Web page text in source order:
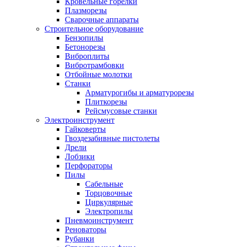
Плазморезы
Сварочные аппараты
Строительное оборудование
Бензопилы
Бетонорезы
Виброплиты
Вибротрамбовки
Отбойные молотки
Станки
Арматурогибы и арматурорезы
Плиткорезы
Рейсмусовые станки
Электроинструмент
Гайковерты
Гвоздезабивные пистолеты
Дрели
Лобзики
Перфораторы
Пилы
Сабельные
Торцовочные
Циркулярные
Электропилы
Пневмоинструмент
Реноваторы
Рубанки